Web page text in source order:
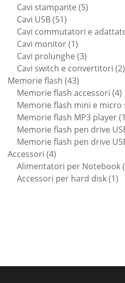
Cavi stampante 55
Cavi USB 5151
prodotti
Cavi commutatori e
Cavi monitor 11
prodotto
Cavi prolunghe 33
prodotti
Cavi switch e convertitori 22
Memorie flash 4343
prodotti
Memorie flash accessori 44
Memorie flash mini e micro
Memorie flash MP3 player 1
Memorie flash pen drive
Memorie flash pen drive
Accessori 44
prodotti
Alimentatori per Notebook
Accessori per hard disk 11